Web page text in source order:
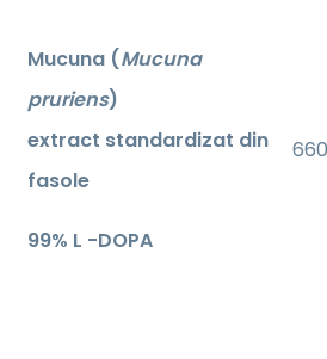
Mucuna (Mucuna
pruriens)
extract standardizat din
fasole
99% L -DOPA